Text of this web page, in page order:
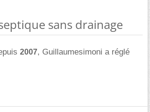
sans drainage
2007, Guillaumesimoni a réglé